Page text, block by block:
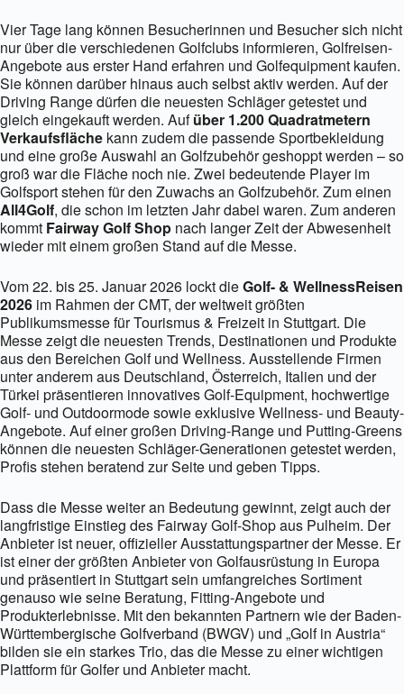
Vier Tage lang können Besucherinnen und Besucher sich nicht
nur über die verschiedenen Golfclubs informieren, Golfreisen-
Angebote aus erster Hand erfahren und Golfequipment kaufen.
Sie können darüber hinaus auch selbst aktiv werden. Auf der
Driving Range dürfen die neuesten Schläger getestet und
gleich eingekauft werden. Aufüber 1.200 Quadratmetern
Verkaufsfläche kann zudem die passende Sportbekleidung
und eine große Auswahl an Golfzubehör geshoppt werden – so
groß war die Fläche noch nie. Zwei bedeutende Player im
Golfsport stehen für den Zuwachs an Golfzubehör. Zum einen
All4Golf, die schon im letzten Jahr dabei waren. Zum anderen
kommt Fairway Golf Shop nach langer Zeit der Abwesenheit
wieder mit einem großen Stand auf die Messe.
Vom 22. bis 25. Januar 2026 lockt dieGolf- & WellnessReisen
2026 im Rahmen der CMT, der weltweit größten
Publikumsmesse für Tourismus & Freizeit in Stuttgart. Die
Messe zeigt die neuesten Trends, Destinationen und Produkte
aus den Bereichen Golf und Wellness. Ausstellende Firmen
unter anderem aus Deutschland, Österreich, Italien und der
Türkei präsentieren innovatives Golf-Equipment, hochwertige
Golf- und Outdoormode sowie exklusive Wellness- und Beauty-
Angebote. Auf einer großen Driving-Range und Putting-Greens
können die neuesten Schläger-Generationen getestet werden,
Profis stehen beratend zur Seite und geben Tipps.
Dass die Messe weiter an Bedeutung gewinnt, zeigt auch der
langfristige Einstieg des Fairway Golf-Shop aus Pulheim. Der
Anbieter ist neuer, offizieller Ausstattungspartner der Messe. Er
ist einer der größten Anbieter von Golfausrüstung in Europa
und präsentiert in Stuttgart sein umfangreiches Sortiment
genauso wie seine Beratung, Fitting-Angebote und
Produkterlebnisse. Mit den bekannten Partnern wie der Baden-
Württembergische Golfverband (BWGV) und „Golf in Austria“
bilden sie ein starkes Trio, das die Messe zu einer wichtigen
Plattform für Golfer und Anbieter macht.